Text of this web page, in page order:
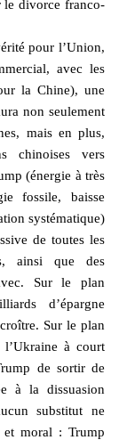
le divorce franco-
pour l’Union,
avec les
la Chine), une
non seulement
mais en plus,
chinoises vers
(énergie à très
fossile, baisse
systématique)
de toutes les
ainsi que des
Sur le plan
d’épargne
Sur le plan
à court
de sortir de
à la dissuasion
substitut ne
et moral : Trump